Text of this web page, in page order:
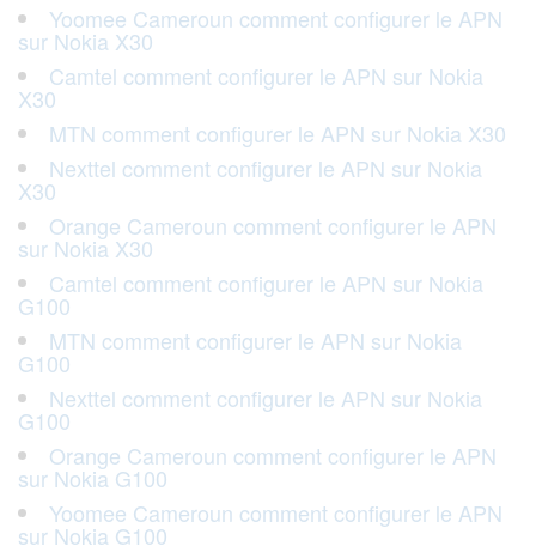
Yoomee Cameroun comment configurer le APN
sur Nokia X30
Camtel comment configurer le APN sur Nokia
X30
MTN comment configurer le APN sur Nokia X30
Nexttel comment configurer le APN sur Nokia
X30
Orange Cameroun comment configurer le APN
sur Nokia X30
Camtel comment configurer le APN sur Nokia
G100
MTN comment configurer le APN sur Nokia
G100
Nexttel comment configurer le APN sur Nokia
G100
Orange Cameroun comment configurer le APN
sur Nokia G100
Yoomee Cameroun comment configurer le APN
sur Nokia G100